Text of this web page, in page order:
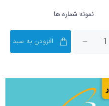
نمونه شماره ها
افزودن به سبد